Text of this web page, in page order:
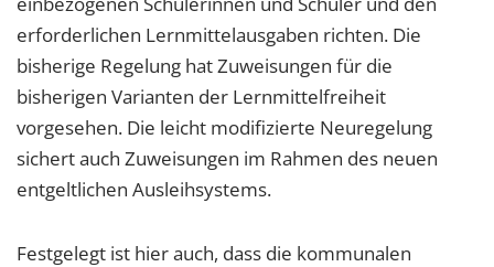
erforderlichen Lernmittelausgaben richten. Die
bisherige Regelung hat Zuweisungen für die
bisherigen Varianten der Lernmittelfreiheit
vorgesehen. Die leicht modifizierte Neuregelung
sichert auch Zuweisungen im Rahmen des neuen
entgeltlichen Ausleihsystems.
Festgelegt ist hier auch, dass die kommunalen